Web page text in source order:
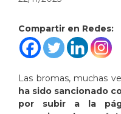
Compartir en Redes:
Las bromas, muchas
ha sido sancionado
por subir a la